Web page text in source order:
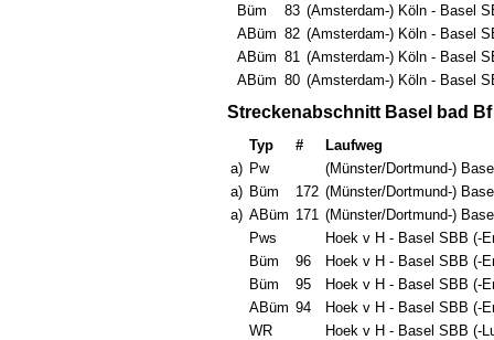
Büm
83 (Amsterdam-) Köln - Basel
ABüm 82 (Amsterdam-) Köln - Basel
ABüm 81 (Amsterdam-) Köln - Basel
ABüm 80 (Amsterdam-) Köln - Basel
Streckenabschnitt Basel bad
Typ #
Laufweg
a) Pw
(Münster/Dortmund-)
a) Büm 172 (Münster/Dortmund-)
a) ABüm 171 (Münster/Dortmund-)
Pws
Hoek v H - Basel SBB (-
Büm
96
Hoek v H - Basel SBB (-
Büm
95
Hoek v H - Basel SBB (-
ABüm 94
Hoek v H - Basel SBB (-
WR
Hoek v H - Basel SBB (-